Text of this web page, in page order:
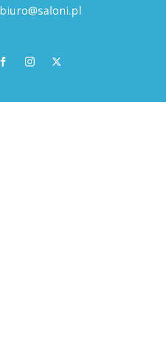
biuro@saloni.pl